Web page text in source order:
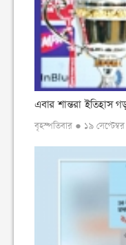
এবার শান্তরা ইতিহাস
বৃহস্পতিবার ● ১৯